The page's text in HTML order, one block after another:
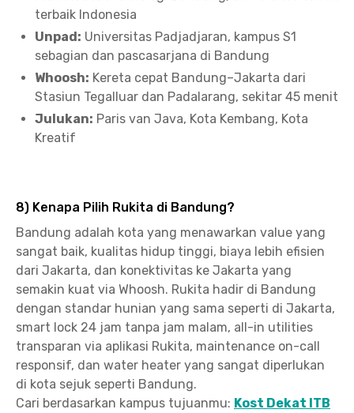
terbaik Indonesia
Unpad: Universitas Padjadjaran, kampus S1
sebagian dan pascasarjana di Bandung
Whoosh: Kereta cepat Bandung–Jakarta dari
Stasiun Tegalluar dan Padalarang, sekitar 45 menit
Julukan: Paris van Java, Kota Kembang, Kota
Kreatif
8) Kenapa Pilih Rukita di Bandung?
Bandung adalah kota yang menawarkan value yang
sangat baik, kualitas hidup tinggi, biaya lebih efisien
dari Jakarta, dan konektivitas ke Jakarta yang
semakin kuat via Whoosh. Rukita hadir di Bandung
dengan standar hunian yang sama seperti di Jakarta,
smart lock 24 jam tanpa jam malam, all-in utilities
transparan via aplikasi Rukita, maintenance on-call
responsif, dan water heater yang sangat diperlukan
di kota sejuk seperti Bandung.
Cari berdasarkan kampus tujuanmu: Kost Dekat ITB